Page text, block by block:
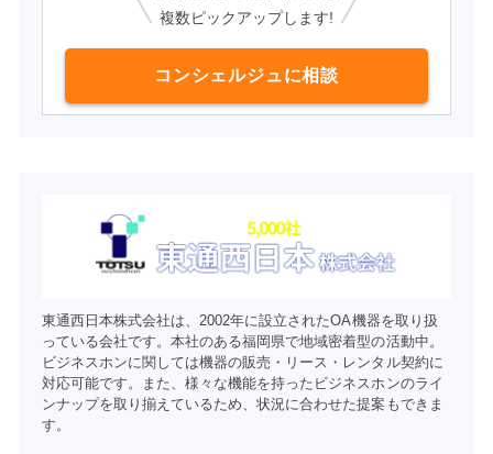
複数ピックアップします!
コンシェルジュに相談
東通西日本株式会社は、2002年に設立されたOA機器を取り扱
っている会社です。本社のある福岡県で地域密着型の活動中。
ビジネスホンに関しては機器の販売・リース・レンタル契約に
対応可能です。また、様々な機能を持ったビジネスホンのライ
ンナップを取り揃えているため、状況に合わせた提案もできま
す。